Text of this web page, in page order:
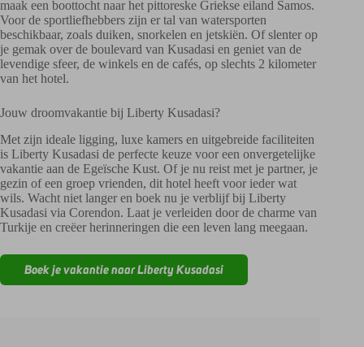
maak een boottocht naar het pittoreske Griekse eiland Samos.
Voor de sportliefhebbers zijn er tal van watersporten
beschikbaar, zoals duiken, snorkelen en jetskiën. Of slenter op
je gemak over de boulevard van Kusadasi en geniet van de
levendige sfeer, de winkels en de cafés, op slechts 2 kilometer
van het hotel.
Jouw droomvakantie bij Liberty Kusadasi?
Met zijn ideale ligging, luxe kamers en uitgebreide faciliteiten
is Liberty Kusadasi de perfecte keuze voor een onvergetelijke
vakantie aan de Egeïsche Kust. Of je nu reist met je partner, je
gezin of een groep vrienden, dit hotel heeft voor ieder wat
wils. Wacht niet langer en boek nu je verblijf bij Liberty
Kusadasi via Corendon. Laat je verleiden door de charme van
Turkije en creëer herinneringen die een leven lang meegaan.
Boek je vakantie naar Liberty Kusadasi